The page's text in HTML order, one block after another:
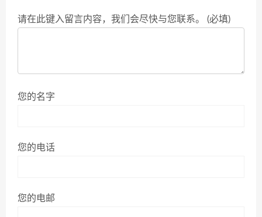
请在此键入留言内容，我们会尽快与您联系。 (必填)
您的名字
您的电话
您的电邮